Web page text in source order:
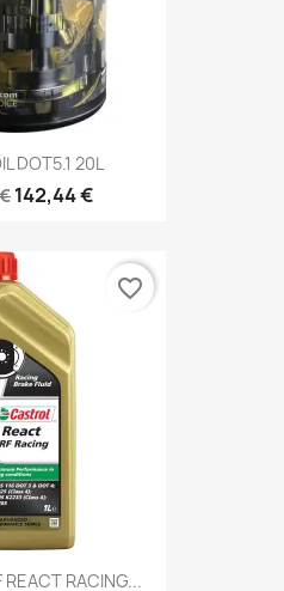
DOT5.1 20L
142,44 €
REACT RACING...
favorite_border